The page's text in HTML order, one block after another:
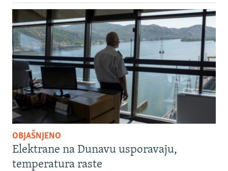
OBJAŠNJENO
Elektrane na Dunavu usporavaju,
temperatura raste